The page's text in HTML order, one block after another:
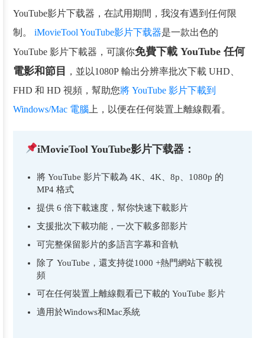
YouTube影片下载器，在試用期間，我沒有遇到任何限
制。
iMovieTool YouTube影片下载器是一款出色的
YouTube 影片下載器，可讓你免費下載 YouTube 任何
電影和節目
，並以1080P 輸出分辨率批次下載 UHD、
FHD 和 HD 視頻，幫助您將 YouTube 影片下載到
Windows/Mac 電腦 上，以便在任何裝置上離線觀看。
iMovieTool YouTube影片下载器：
將 YouTube 影片下載為 4K、4K、8p、1080p 的
MP4 格式
提供 6 倍下載速度，幫你快速下載影片
支援批次下載功能，一次下載多部影片
可完整保留影片的多語言字幕和音軌
除了 YouTube，還支持從1000 +熱門網站下載視
頻
可在任何裝置上離線觀看已下載的 YouTube 影片
適用於Windows和Mac系統